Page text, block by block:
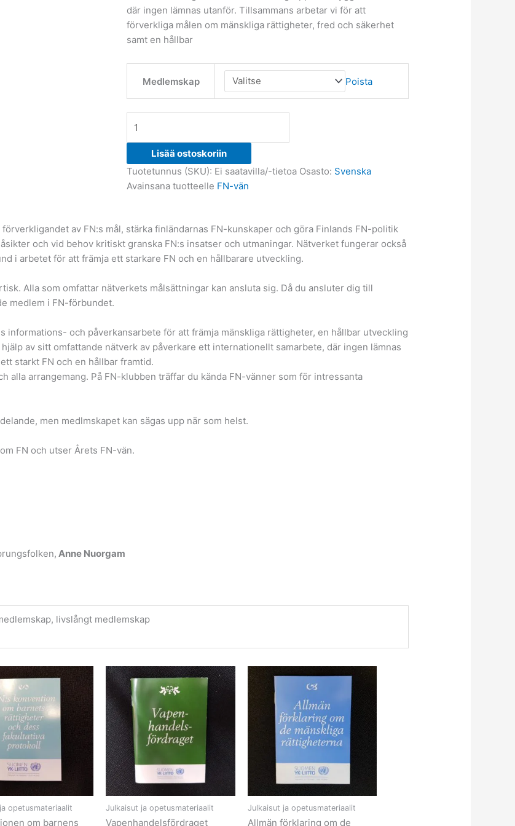
där ingen lämnas utanför. Tillsammans arbetar vi för att
förverkliga målen om mänskliga rättigheter, fred och säkerhet
samt en hållbar
Medlemskap Poista
Lisää ostoskoriin
Tuotetunnus (SKU): Ei saatavilla/-tietoa Osasto: Svenska
Avainsana tuotteelle FN-vän
av FN:s mål, stärka finländarnas FN-kunskaper och göra Finlands FN-politik
och vid behov kritiskt granska FN:s insatser och utmaningar. Nätverket fungerar också
i arbetet för att främja ett starkare FN och en hållbarare utveckling.
Alla som omfattar nätverkets målsättningar kan ansluta sig. Då du ansluter dig till
medlem i FN-förbundet.
informations- och påverkansarbete för att främja mänskliga rättigheter, en hållbar utveckling
av sitt omfattande nätverk av påverkare ett internationellt samarbete, där ingen lämnas
starkt FN och en hållbar framtid.
alla arrangemang. På FN-klubben träffar du kända FN-vänner som för intressanta
men medlmskapet kan sägas upp när som helst.
FN och utser Årets FN-vän.
Anne Nuorgam
livslångt medlemskap
opetusmateriaalit
om barnens
Hintaluokka:
0,00 €
10,00 €
Tällä
tuotteella
on
useampi
tehdä
sivulla.
Julkaisut ja opetusmateriaalit
Vapenhandelsfördraget
Hintaluokka:
0,00 €
-
Tällä
tuotteella
useampi
tehdä
valinnat
sivulla.
Julkaisut ja opetusmateriaalit
Allmän förklaring om de
Hintaluokka:
0,00 €
-
10,00 €
Tällä
tuotteella
useampi
muunnelma.
Voit
tehdä
tuotteen
sivulla.